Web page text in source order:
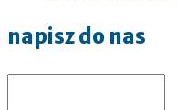
napisz do nas